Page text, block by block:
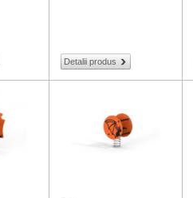
Detalii produs